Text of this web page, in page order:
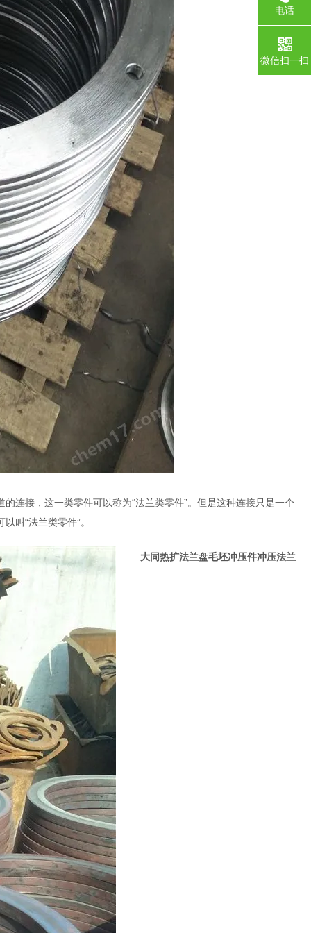
接，这一类零件可以称为“法兰类零件”。但是这种连接只是一个
叫“法兰类零件”。
大同热扩法兰盘毛坯冲压件冲压法兰
电话
微信扫一扫